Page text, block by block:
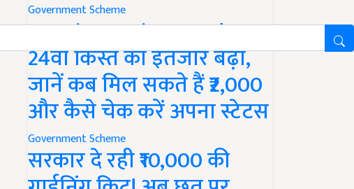
Government Scheme
PM Kisan Yojana Update:
24वीं किस्त का इंतजार बढ़ा,
जानें कब मिल सकते हैं ₹2,000
और कैसे चेक करें अपना स्टेटस
Government Scheme
सरकार दे रही ₹10,000 की